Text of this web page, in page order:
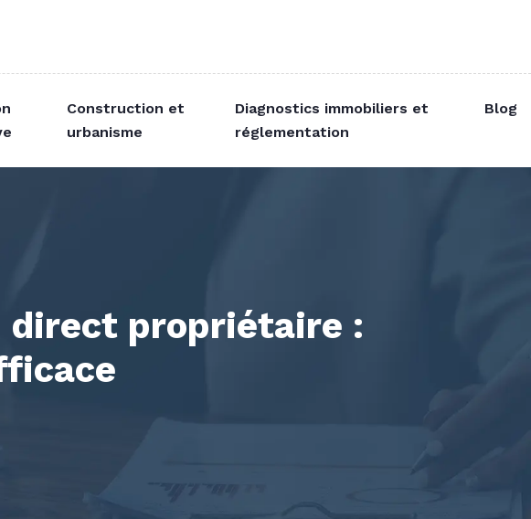
Construction et
urbanisme
Diagnostics immobiliers et
réglementation
Blog
direct propriétaire :